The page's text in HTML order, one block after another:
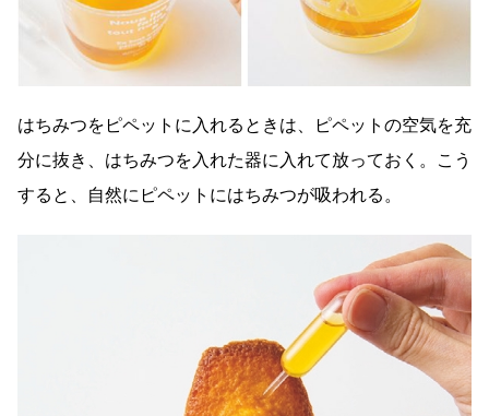
はちみつをピペットに入れるときは、ピペットの空気を充
分に抜き、はちみつを入れた器に入れて放っておく。こう
すると、自然にピペットにはちみつが吸われる。